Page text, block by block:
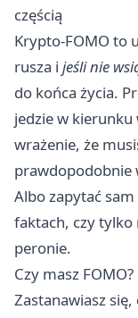
częścią
Krypto-FOMO to
rusza i jeśli nie
do końca życia.
jedzie w kierunku
wrażenie, że
prawdopodobnie
Albo zapytać
faktach, czy tylko
peronie.
Czy masz
Zastanawiasz się,